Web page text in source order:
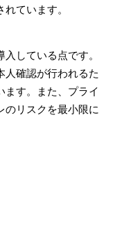
ています。
している点です。
人確認が行われるた
ます。また、プライ
のリスクを最小限に